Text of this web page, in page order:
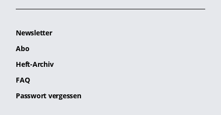
Newsletter
Abo
Heft-Archiv
FAQ
Passwort vergessen